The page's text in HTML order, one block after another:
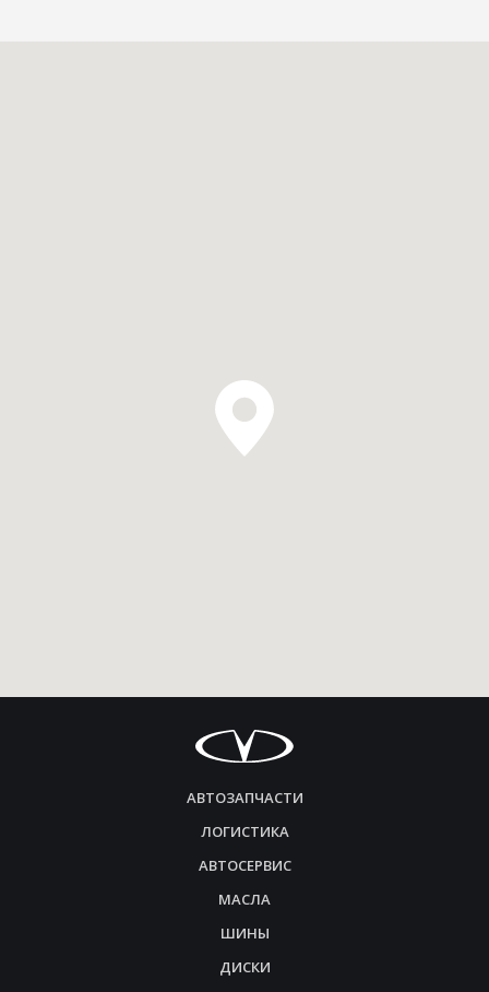
АВТОЗАПЧАСТИ
ЛОГИСТИКА
АВТОСЕРВИС
МАСЛА
ШИНЫ
ДИСКИ